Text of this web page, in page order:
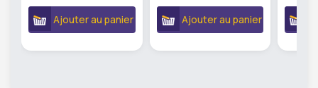
Ajouter au panier Ajouter au panier